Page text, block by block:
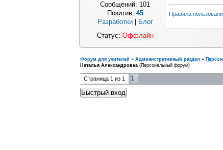
Сообщений: 101
Позитив: 45
Разработки| Блог
Правила
Статус: Оффлайн
Форум для учителей » Административный раздел »
Наталья Александровна (Персональный форум)
Страница 1 из 1
1